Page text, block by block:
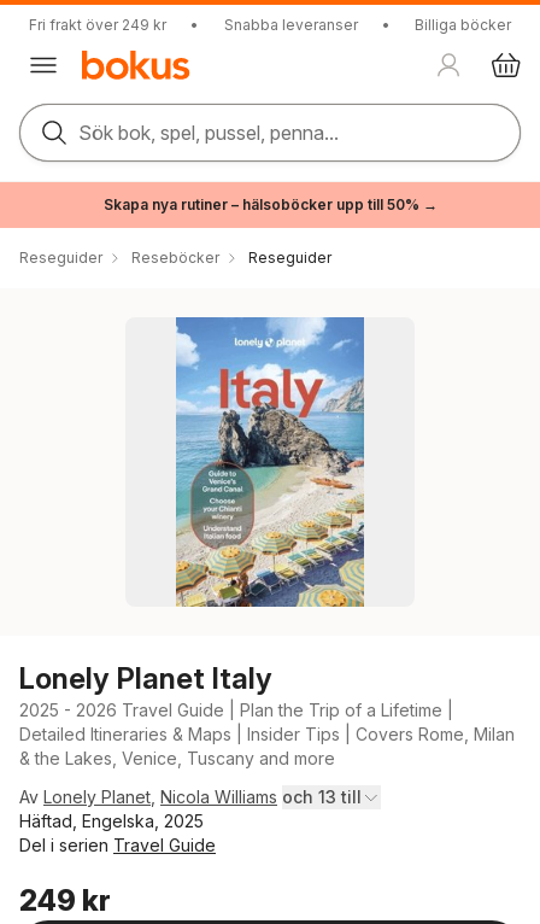
Fri frakt över 249 kr • Snabba leveranser • Billiga böcker
Sök bok, spel, pussel, penna...
Skapa nya rutiner – hälsoböcker upp till 50% →
Reseguider Reseböcker Reseguider
Lonely Planet Italy
2025 - 2026 Travel Guide | Plan the Trip of a Lifetime |
Detailed Itineraries & Maps | Insider Tips | Covers Rome, Milan
& the Lakes, Venice, Tuscany and more
Av Lonely Planet Nicola Williams och 13 till
Häftad, Engelska, 2025
Del i serien Travel Guide
249 kr